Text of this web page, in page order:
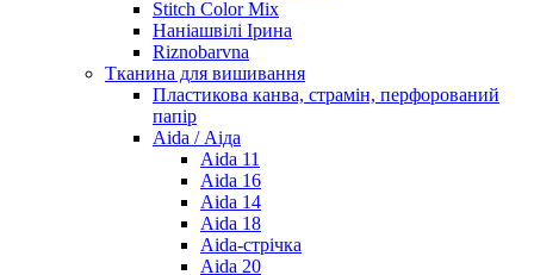
Stitch Color Mix
Наніашвілі Ірина
Riznobarvna
Тканина для вишивання
Пластикова канва, страмін, перфорований
папір
Aida / Аіда
Aida 11
Aida 16
Aida 14
Aida 18
Aida-стрічка
Aida 20